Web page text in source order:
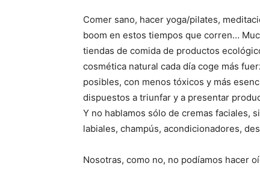
Comer sano, hacer yoga/pilates,
boom en estos tiempos que corren…
tiendas de comida de productos
cosmética natural cada día coge más
posibles, con menos tóxicos y más
dispuestos a triunfar y a presentar
Y no hablamos sólo de cremas faciales,
labiales, champús, acondicionadores,
Nosotras, como no, no podíamos hacer